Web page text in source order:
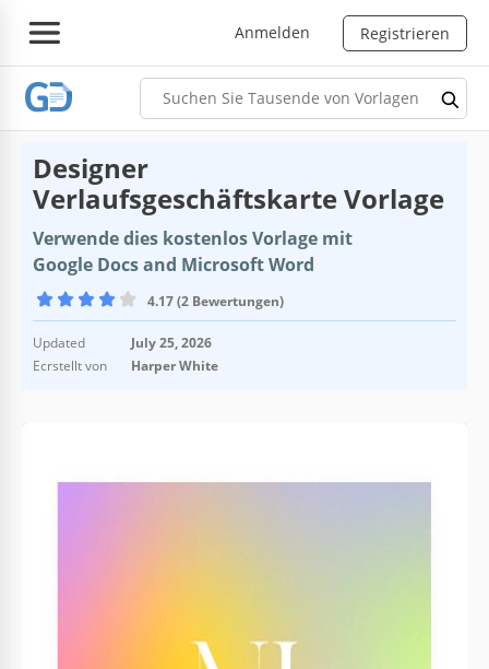
Anmelden Registrieren
Designer
Verlaufsgeschäftskarte Vorlage
Verwende dies kostenlos Vorlage mit
Google Docs and Microsoft Word
4.17 (2 Bewertungen)
Updated
July 25, 2026
Ecrstellt von
Harper White